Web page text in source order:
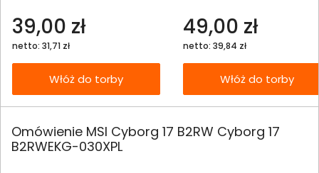
39,00 zł
netto: 31,71 zł
Włóż do torby
49,00 zł
netto: 39,84 zł
Włóż do torby
Omówienie MSI Cyborg 17 B2RW Cyborg 17
B2RWEKG-030XPL